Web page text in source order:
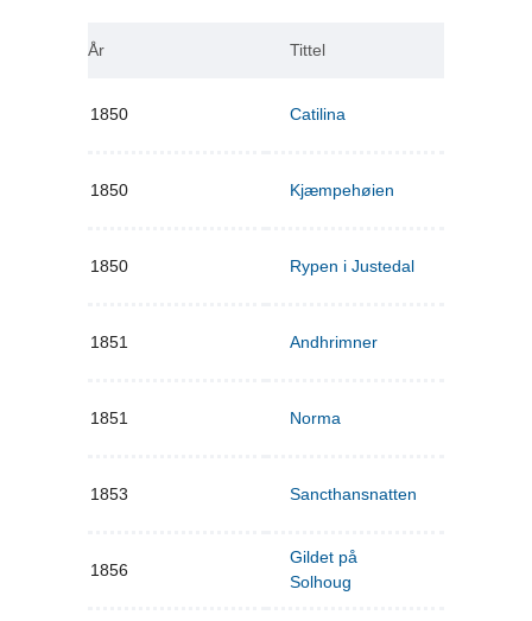
År Tittel
1850 Catilina
1850 Kjæmpehøien
1850 Rypen i Justedal
1851 Andhrimner
1851 Norma
1853 Sancthansnatten
1856
Gildet på
Solhoug